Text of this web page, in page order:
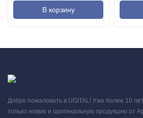
В корзину
Добро пожаловать в UGITAL! Уже более 10
только новую и оригинальную продукцию от